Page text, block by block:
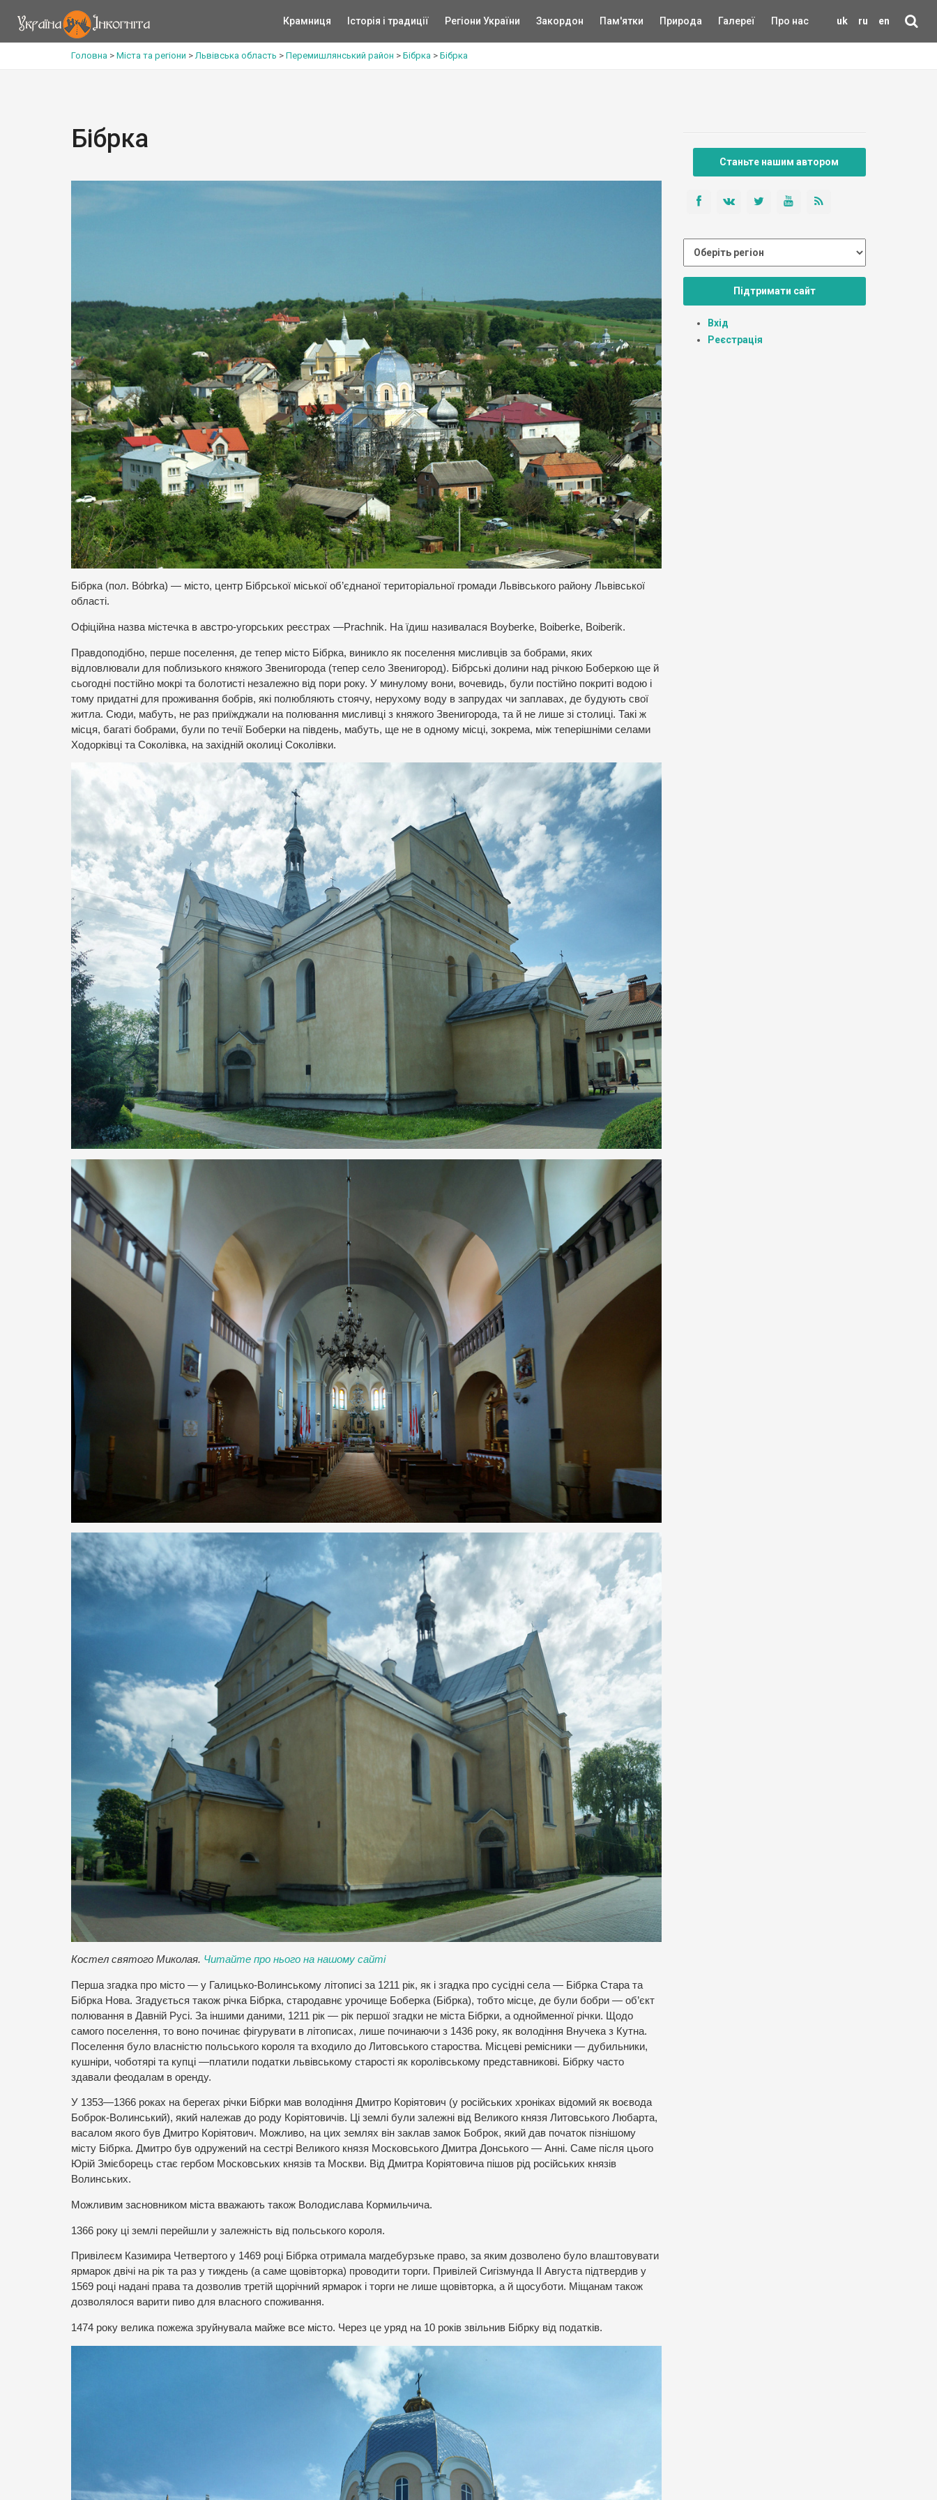
uk ru en
Крамниця Історія і традиції Регіони України Закордон Пам'ятки Природа Галереї Про нас
Головна > Міста та регіони >Львівська область > Перемишлянський район > Бібрка > Бібрка
Бібрка
Бібрка (пол. Bóbrka) — місто, центр Бібрської міської об’єднаної територіальної громади Львівського району Львівської
області.
Офіційна назва містечка в австро-угорських реєстрах —Prachnik. На їдиш називалася Boyberke, Boiberke, Boiberik.
Правдоподібно, перше поселення, де тепер місто Бібрка, виникло як поселення мисливців за бобрами, яких
відловлювали для поблизького княжого Звенигорода (тепер село Звенигород). Бібрські долини над річкою Боберкою ще й
сьогодні постійно мокрі та болотисті незалежно від пори року. У минулому вони, вочевидь, були постійно покриті водою і
тому придатні для проживання бобрів, які полюбляють стоячу, нерухому воду в запрудах чи заплавах, де будують свої
житла. Сюди, мабуть, не раз приїжджали на полювання мисливці з княжого Звенигорода, та й не лише зі столиці. Такі ж
місця, багаті бобрами, були по течії Боберки на південь, мабуть, ще не в одному місці, зокрема, між теперішніми селами
Ходорківці та Соколівка, на західній околиці Соколівки.
Костел cвятого Миколая. Читайте про нього на нашому сайті
Перша згадка про місто — у Галицько-Волинському літописі за 1211 рік, як і згадка про сусідні села — Бібрка Стара та
Бібрка Нова. Згадується також річка Бібрка, стародавнє урочище Боберка (Бібрка), тобто місце, де були бобри — об’єкт
полювання в Давній Русі. За іншими даними, 1211 рік — рік першої згадки не міста Бібрки, а однойменної річки. Щодо
самого поселення, то воно починає фігурувати в літописах, лише починаючи з 1436 року, як володіння Внучека з Кутна.
Поселення було власністю польського короля та входило до Литовського староства. Місцеві ремісники — дубильники,
кушніри, чоботярі та купці —платили податки львівському старості як королівському представникові. Бібрку часто
здавали феодалам в оренду.
У 1353—1366 роках на берегах річки Бібрки мав володіння Дмитро Коріятович (у російських хроніках відомий як воєвода
Боброк-Волинський), який належав до роду Коріятовичів. Ці землі були залежні від Великого князя Литовського Любарта,
васалом якого був Дмитро Коріятович. Можливо, на цих землях він заклав замок Боброк, який дав початок пізнішому
місту Бібрка. Дмитро був одружений на сестрі Великого князя Московського Дмитра Донського — Анні. Саме після цього
Юрій Змієборець стає гербом Московських князів та Москви. Від Дмитра Коріятовича пішов рід російських князів
Волинських.
Можливим засновником міста вважають також Володислава Кормильчича.
1366 року ці землі перейшли у залежність від польського короля.
Привілеєм Казимира Четвертого у 1469 році Бібрка отримала магдебурзьке право, за яким дозволено було влаштовувати
ярмарок двічі на рік та раз у тиждень (а саме щовівторка) проводити торги. Привілей Сигізмунда II Августа підтвердив у
1569 році надані права та дозволив третій щорічний ярмарок і торги не лише щовівторка, а й щосуботи. Міщанам також
дозволялося варити пиво для власного споживання.
1474 року велика пожежа зруйнувала майже все місто. Через це уряд на 10 років звільнив Бібрку від податків.
Станьте нашим автором
Підтримати сайт
Вхід
Реєстрація